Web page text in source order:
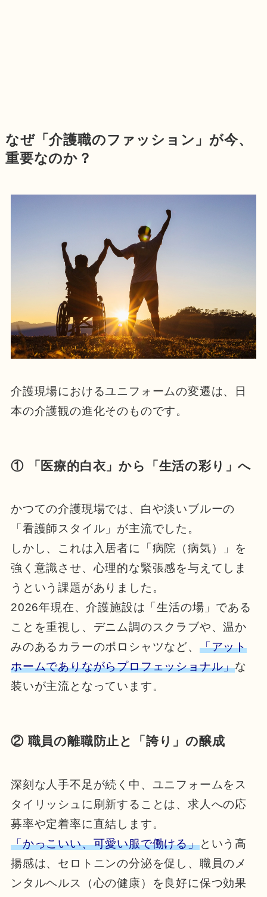
なぜ「介護職のファッション」が今、
重要なのか？
介護現場におけるユニフォームの変遷は、日
本の介護観の進化そのものです。
① 「医療的白衣」から「生活の彩り」へ
かつての介護現場では、白や淡いブルーの
「看護師スタイル」が主流でした。
しかし、これは入居者に「病院（病気）」を
強く意識させ、心理的な緊張感を与えてしま
うという課題がありました。
2026年現在、介護施設は「生活の場」である
ことを重視し、デニム調のスクラブや、温か
みのあるカラーのポロシャツなど、 「アット
ホームでありながらプロフェッショナル」な
装いが主流となっています。
② 職員の離職防止と「誇り」の醸成
深刻な人手不足が続く中、ユニフォームをス
タイリッシュに刷新することは、求人への応
募率や定着率に直結します。
「かっこいい、可愛い服で働ける」という高
揚感は、セロトニンの分泌を促し、職員のメ
ンタルヘルス（心の健康）を良好に保つ効果